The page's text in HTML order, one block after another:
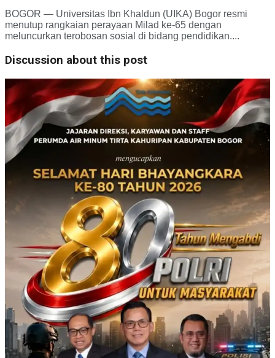
BOGOR — Universitas Ibn Khaldun (UIKA) Bogor resmi
menutup rangkaian perayaan Milad ke-65 dengan
meluncurkan terobosan sosial di bidang pendidikan....
Discussion about this post